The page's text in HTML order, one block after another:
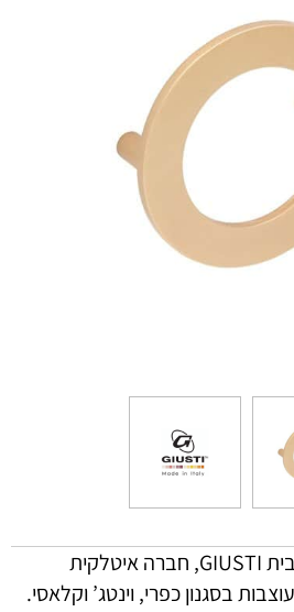
GIUSTI, חברה איטלקית
בסגנון כפרי, וינטג’ וקלאסי.